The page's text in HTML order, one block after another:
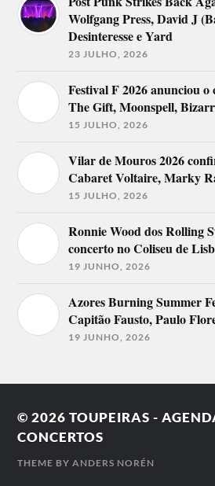
Wolfgang Press, David J
Desinteresse e Yard
23 JULHO, 2026
Festival F 2026 anunciou
The Gift, Moonspell,
15 JULHO, 2026
Vilar de Mouros 2026
Cabaret Voltaire, Marky
15 JULHO, 2026
Ronnie Wood dos Rolling
concerto no Coliseu de
19 JUNHO, 2026
Azores Burning Summer
Capitão Fausto, Paulo
19 JUNHO, 2026
© 2026TOUPEIRAS -
CONCERTOS
THEME BYANDERS NORÉN